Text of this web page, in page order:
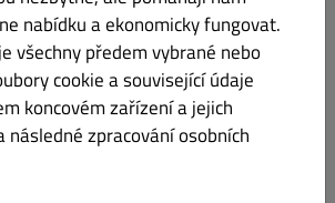
nabídku a ekonomicky fungovat.
všechny předem vybrané nebo
cookie a související údaje
koncovém zařízení a jejich
následné zpracování osobních